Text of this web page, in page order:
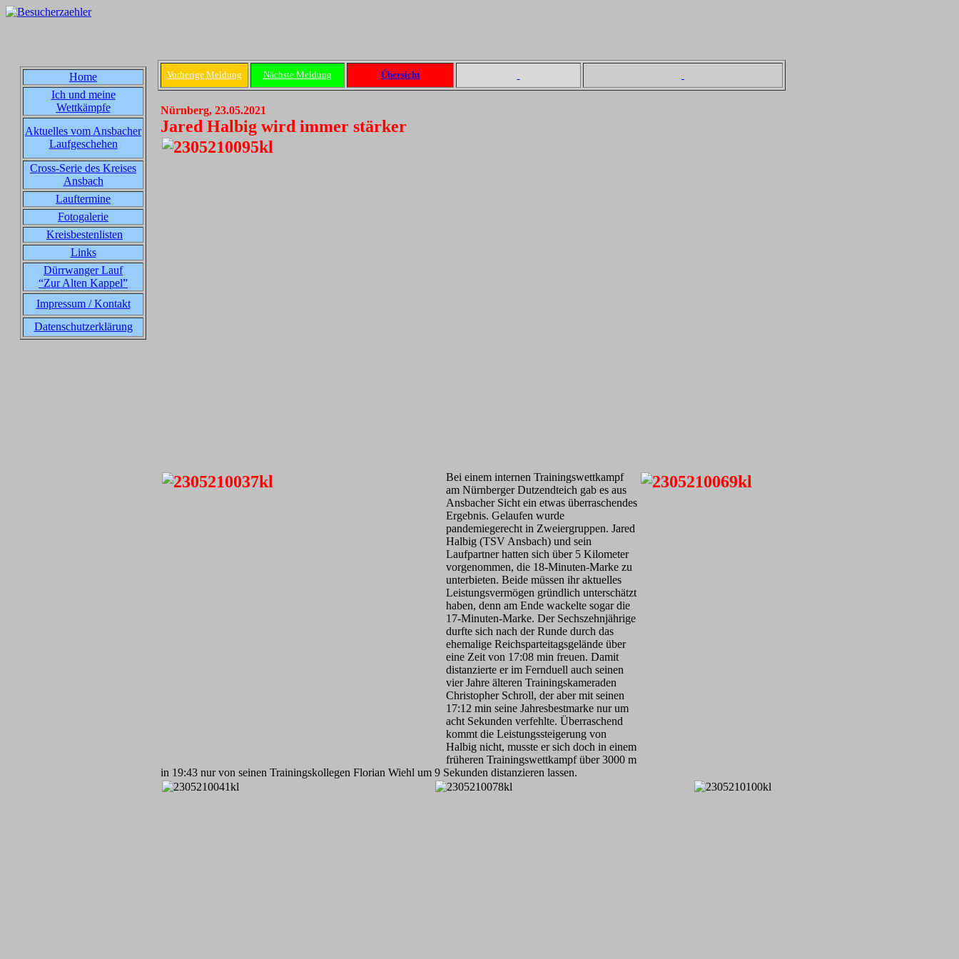
Home
Ich und meine
Wettkämpfe
Aktuelles vom Ansbacher
Laufgeschehen
Cross-Serie des Kreises
Ansbach
Lauftermine
Fotogalerie
Kreisbestenlisten
Links
Dürrwanger Lauf
“Zur Alten Kappel”
Impressum / Kontakt
Datenschutzerklärung
Vorherige Meldung Nächste Meldung Übersicht
Nürnberg, 23.05.2021
Jared Halbig wird immer stärker
Bei einem internen Trainingswettkampf
am Nürnberger Dutzendteich gab es aus
Ansbacher Sicht ein etwas überraschendes
Ergebnis. Gelaufen wurde
pandemiegerecht in Zweiergruppen. Jared
Halbig (TSV Ansbach) und sein
Laufpartner hatten sich über 5 Kilometer
vorgenommen, die 18-Minuten-Marke zu
unterbieten. Beide müssen ihr aktuelles
Leistungsvermögen gründlich unterschätzt
haben, denn am Ende wackelte sogar die
17-Minuten-Marke. Der Sechszehnjährige
durfte sich nach der Runde durch das
ehemalige Reichsparteitagsgelände über
eine Zeit von 17:08 min freuen. Damit
distanzierte er im Fernduell auch seinen
vier Jahre älteren Trainingskameraden
Christopher Schroll, der aber mit seinen
17:12 min seine Jahresbestmarke nur um
acht Sekunden verfehlte. Überraschend
kommt die Leistungssteigerung von
Halbig nicht, musste er sich doch in einem
früheren Trainingswettkampf über 3000 m
in 19:43 nur von seinen Trainingskollegen Florian Wiehl um 9 Sekunden distanzieren lassen.